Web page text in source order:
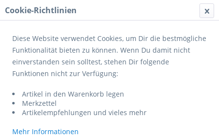
Menü
Übersicht Fahrradbrillen
Lifestyle
Cookie-Richtlinien
Diese Website verwendet Cookies, um Dir die bestmögliche
Funktionalität bieten zu können. Wenn Du damit nicht
einverstanden sein solltest, stehen Dir folgende
Funktionen nicht zur Verfügung:
Artikel in den Warenkorb legen
Merkzettel
Artikelempfehlungen und vieles mehr
Mehr Informationen